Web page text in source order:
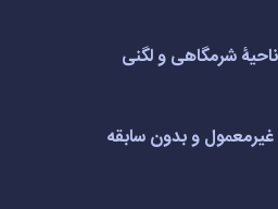
ناحیۀ شرمگاهی و لگنی
و بدون سابقه